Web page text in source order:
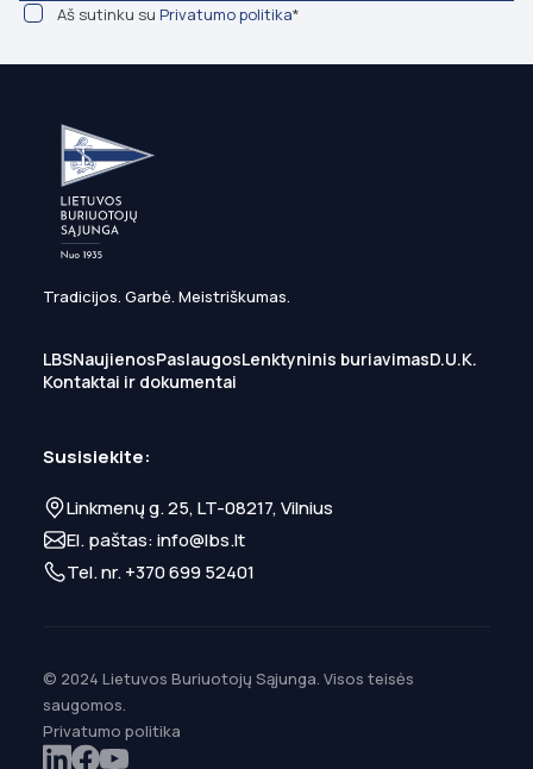
Aš sutinku su Privatumo politika*
Tradicijos. Garbė. Meistriškumas.
LBSNaujienosPaslaugosLenktyninis buriavimasD.U.K.
Kontaktai ir dokumentai
Susisiekite:
Linkmenų g. 25, LT-08217, Vilnius
El. paštas:info@lbs.lt
Tel. nr.+370 699 52401
© 2024 Lietuvos Buriuotojų Sąjunga. Visos teisės
saugomos.
Privatumo politika